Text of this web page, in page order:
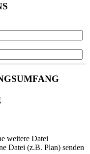
weitere Datei
Datei (z.B. Plan) senden